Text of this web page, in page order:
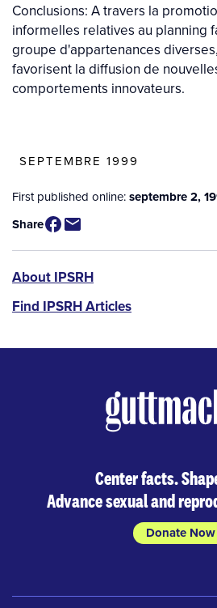
Conclusions: A travers la
informelles relatives au planning
groupe d'appartenances
favorisent la diffusion de
comportements innovateurs.
SEPTEMBRE 1999
First published online:septembre 2,
Share
IPSRH
About IPSRH
Find IPSRH Articles
Center facts.
Advance sexual and
Donate Now